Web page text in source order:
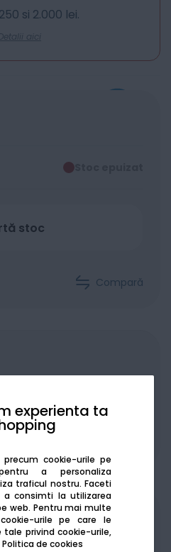
experienta ta
cookie-urile pe
a personaliza
traficul nostru. Faceti
consimti la utilizarea
web. Pentru mai multe
urile pe care le
privind cookie-urile,
Politica de cookies
si 2.000 lei.
aici
stoc
Compară
pe platforma de
SEAP/SICAP